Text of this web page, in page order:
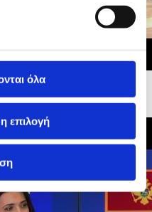
όλα
επιλογή
της ΕΕ με Μαυροβούνιο,